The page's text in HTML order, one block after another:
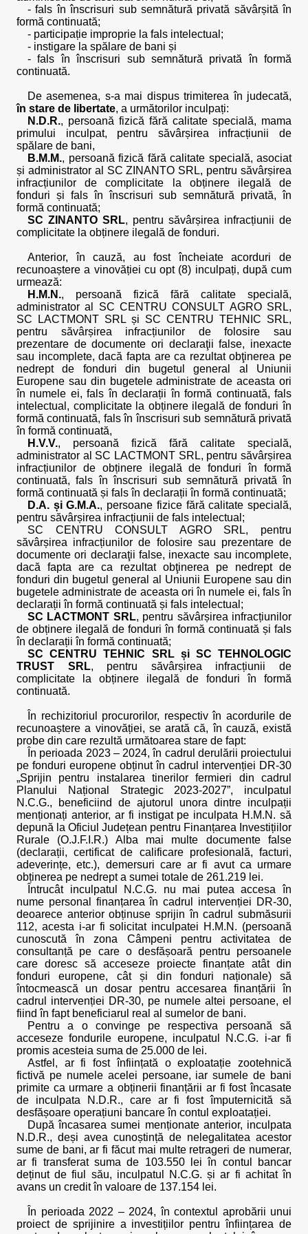
- fals în înscrisuri sub semnătură privată săvârșită în
formă continuată;
- participație improprie la fals intelectual;
- instigare la spălare de bani și
- fals în înscrisuri sub semnătură privată în formă
continuată.
De asemenea, s-a mai dispus trimiterea în judecată,
în stare de libertate, a următorilor inculpați:
N.D.R., persoană fizică fără calitate specială, mama
primului inculpat, pentru săvârșirea infracțiunii de
spălare de bani,
B.M.M., persoană fizică fără calitate specială, asociat
și administrator al SC ZINANTO SRL, pentru săvârșirea
infracțiunilor de complicitate la obținere ilegală de
fonduri și fals în înscrisuri sub semnătură privată, în
formă continuată;
SC ZINANTO SRL, pentru săvârșirea infracțiunii de
complicitate la obținere ilegală de fonduri.
Anterior, în cauză, au fost încheiate acorduri de
recunoaștere a vinovăției cu opt (8) inculpați, după cum
urmează:
H.M.N., persoană fizică fără calitate specială,
administrator al SC CENTRU CONSULT AGRO SRL,
SC LACTMONT SRL și SC CENTRU TEHNIC SRL,
pentru săvârșirea infracțiunilor de folosire sau
prezentare de documente ori declaraţii false, inexacte
sau incomplete, dacă fapta are ca rezultat obţinerea pe
nedrept de fonduri din bugetul general al Uniunii
Europene sau din bugetele administrate de aceasta ori
în numele ei, fals în declarații în formă continuată, fals
intelectual, complicitate la obținere ilegală de fonduri în
formă continuată, fals în înscrisuri sub semnătură privată
în formă continuată,
H.V.V., persoană fizică fără calitate specială,
administrator al SC LACTMONT SRL, pentru săvârșirea
infracțiunilor de obținere ilegală de fonduri în formă
continuată, fals în înscrisuri sub semnătură privată în
formă continuată și fals în declarații în formă continuată;
D.A. și G.M.A., persoane fizice fără calitate specială,
pentru săvârșirea infracțiunii de fals intelectual;
SC CENTRU CONSULT AGRO SRL, pentru
săvârșirea infracțiunilor de folosire sau prezentare de
documente ori declaraţii false, inexacte sau incomplete,
dacă fapta are ca rezultat obţinerea pe nedrept de
fonduri din bugetul general al Uniunii Europene sau din
bugetele administrate de aceasta ori în numele ei, fals în
declarații în formă continuată și fals intelectual;
SC LACTMONT SRL, pentru săvârșirea infracțiunilor
de obținere ilegală de fonduri în formă continuată și fals
în declarații în formă continuată;
SC CENTRU TEHNIC SRL și SC TEHNOLOGIC
TRUST SRL, pentru săvârșirea infracțiunii de
complicitate la obținere ilegală de fonduri în formă
continuată.
În rechizitoriul procurorilor, respectiv în acordurile de
recunoaștere a vinovăției, se arată că, în cauză, există
probe din care rezultă următoarea stare de fapt:
În perioada 2023 – 2024, în cadrul derulării proiectului
pe fonduri europene obținut în cadrul intervenției DR-30
„Sprijin pentru instalarea tinerilor fermieri din cadrul
Planului Național Strategic 2023-2027”, inculpatul
N.C.G., beneficiind de ajutorul unora dintre inculpații
menționați anterior, ar fi instigat pe inculpata H.M.N. să
depună la Oficiul Județean pentru Finanțarea Investițiilor
Rurale (O.J.F.I.R.) Alba mai multe documente false
(declarații, certificat de calificare profesională, facturi,
adeverințe, etc.), demersuri care ar fi avut ca urmare
obținerea pe nedrept a sumei totale de 261.219 lei.
Întrucât inculpatul N.C.G. nu mai putea accesa în
nume personal finanțarea în cadrul intervenției DR-30,
deoarece anterior obținuse sprijin în cadrul submăsurii
112, acesta i-ar fi solicitat inculpatei H.M.N. (persoană
cunoscută în zona Câmpeni pentru activitatea de
consultanță pe care o desfășoară pentru persoanele
care doresc să acceseze proiecte finanțate atât din
fonduri europene, cât și din fonduri naționale) să
întocmească un dosar pentru accesarea finanțării în
cadrul intervenției DR-30, pe numele altei persoane, el
fiind în fapt beneficiarul real al sumelor de bani.
Pentru a o convinge pe respectiva persoană să
acceseze fondurile europene, inculpatul N.C.G. i-ar fi
promis acesteia suma de 25.000 de lei.
Astfel, ar fi fost înființată o exploatație zootehnică
fictivă pe numele acelei persoane, iar sumele de bani
primite ca urmare a obținerii finanțării ar fi fost încasate
de inculpata N.D.R., care ar fi fost împuternicită să
desfășoare operațiuni bancare în contul exploatației.
După încasarea sumei menționate anterior, inculpata
N.D.R., deși avea cunoștință de nelegalitatea acestor
sume de bani, ar fi făcut mai multe retrageri de numerar,
ar fi transferat suma de 103.550 lei în contul bancar
deținut de fiul său, inculpatul N.C.G. și ar fi achitat în
avans un credit în valoare de 137.154 lei.
În perioada 2022 – 2024, în contextul aprobării unui
proiect de sprijinire a investițiilor pentru înființarea de